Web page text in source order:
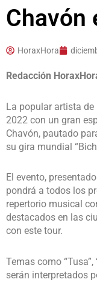
Chavón
HoraxHora
Redacción
La popular artista
2022 con un gran
Chavón, pautado
su gira mundial
El evento,
pondrá a todos los
repertorio musical
destacados en las
con este tour.
Temas como “Tusa”,
serán interpretados